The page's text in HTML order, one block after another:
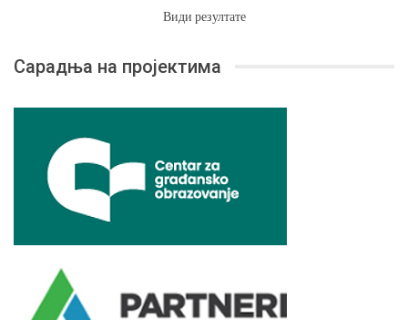
Види резултате
Сарадња на пројектима